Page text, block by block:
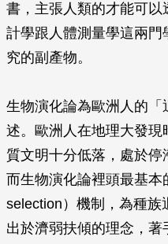
書，主張人類的才能可
計學跟人體測量學這兩
究的副產物。
生物演化論為歐洲人的
述。歐洲人在地理大發
質文明十分低落，處於停
而生物演化論裡頭最基本
selection）機制，為種族
出於濟弱扶傾的理念，